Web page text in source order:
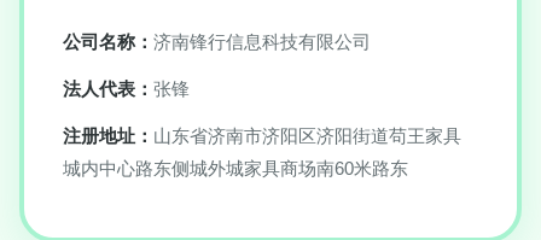
公司名称： 济南锋行信息科技有限公司
法人代表： 张锋
注册地址： 山东省济南市济阳区济阳街道苟王家具
城内中心路东侧城外城家具商场南60米路东